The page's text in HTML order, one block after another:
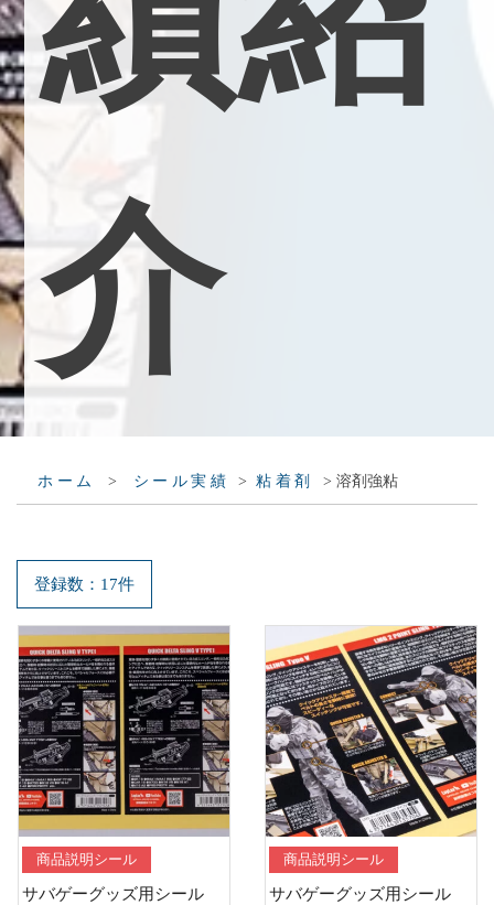
介
ホーム > シール実績 > 粘着剤 > 溶剤強粘
登録数：17件
商品説明シール
サバゲーグッズ用シール
商品説明シール
サバゲーグッズ用シール